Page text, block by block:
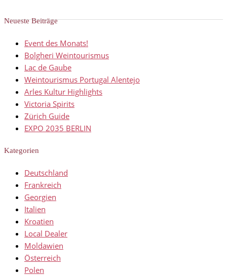
Neueste Beiträge
Event des Monats!
Bolgheri Weintourismus
Lac de Gaube
Weintourismus Portugal Alentejo
Arles Kultur Highlights
Victoria Spirits
Zürich Guide
EXPO 2035 BERLIN
Kategorien
Deutschland
Frankreich
Georgien
Italien
Kroatien
Local Dealer
Moldawien
Österreich
Polen